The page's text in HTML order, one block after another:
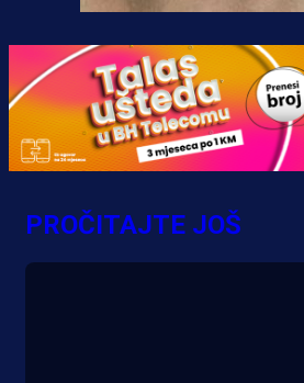
PROČITAJTE JOŠ